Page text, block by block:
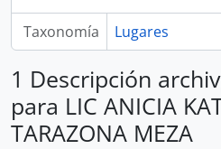
Taxonomía Lugares
1 Descripción
para LIC ANICIA
TARAZONA MEZA